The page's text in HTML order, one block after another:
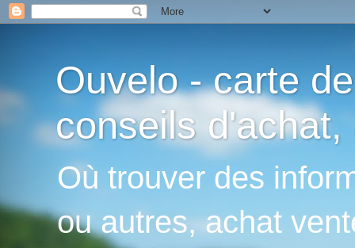
Ouvelo - carte
conseils
Où trouver des
ou autres, achat